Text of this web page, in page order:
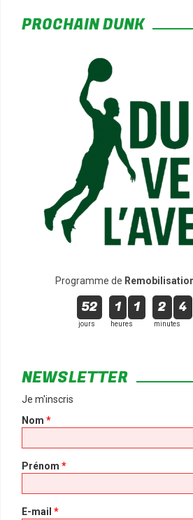
PROCHAIN DUNK
Programme de
52
jours
1 1
heures
2 4
minutes
NEWSLETTER
Je m'inscris
Nom *
Prénom *
E-mail *